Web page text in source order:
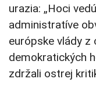
urazia: „Hoci
administratíve
európske vlády z
demokratických
zdržali ostrej